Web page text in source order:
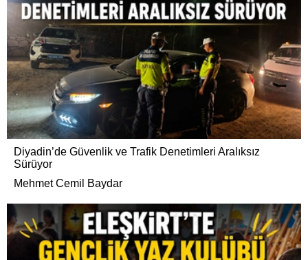
Diyadin’de Güvenlik ve Trafik Denetimleri Aralıksız
Sürüyor
Mehmet Cemil Baydar